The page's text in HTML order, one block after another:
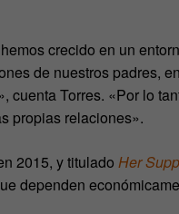
crecido en un
de nuestros padres,
cuenta Torres. «Por lo
propias relaciones».
2015, y titulado Her
dependen